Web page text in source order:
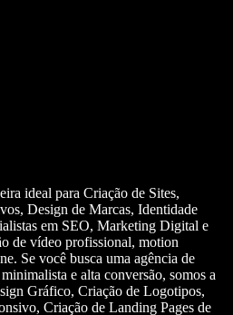
ideal para Criação de Sites,
Design de Marcas, Identidade
em SEO, Marketing Digital e
de vídeo profissional, motion
Se você busca uma agência de
e alta conversão, somos a
Gráfico, Criação de Logotipos,
Criação de Landing Pages de